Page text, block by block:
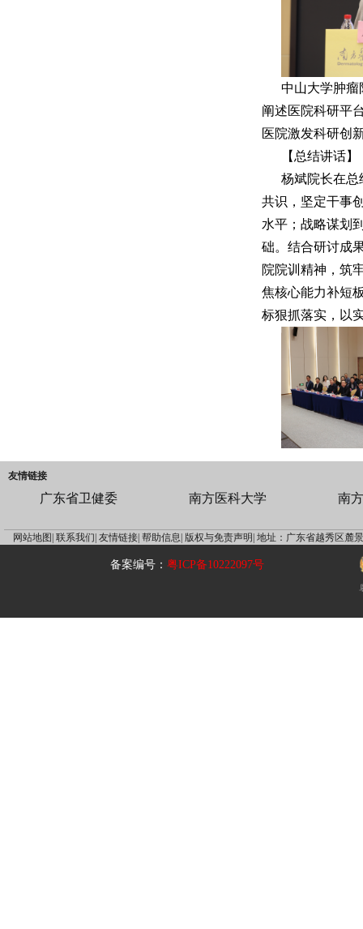
中山大学肿瘤
阐述医院科研平
医院激发科研创
【总结讲话】
杨斌院长在总
共识，坚定干事
水平；战略谋划
础。结合研讨成
院院训精神，筑
焦核心能力补短
标狠抓落实，以
友情链接
广东省卫健委 南方医科大学 南
网站地图| 联系我们| 友情链接| 帮助信息| 版权与免责声明| 地址：广东省越秀区麓
备案编号：粤ICP备10222097号